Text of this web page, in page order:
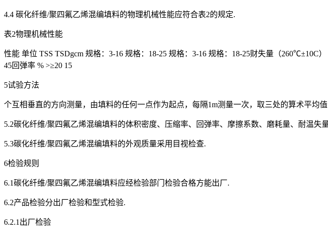
4.4 碳化纤维/聚四氟乙烯混编填料的物理机械性能应符合表2的规定.
表2物理机械性能
性能 单位 TSS TSDgcm 规格：3-16 规格：18-25 规格：3-16 规格：18-25财失量（260℃±10C
45回弹率 % >≥20 15
5试验方法
个互相垂直的方向测量，由填料的任何一点作为起点，每隔1m测量一次，取三处的算术平均
5.2碳化纤维/聚四氟乙烯混编填料的体积密度、压缩率、回弹率、摩擦系数、磨耗量、耐温失
5.3碳化纤维/聚四氟乙烯混编填料的外观质量采用目视检查.
6检验规则
6.1碳化纤维/聚四氟乙烯混编填料应经检验部门检验合格方能出厂.
6.2产品检验分出厂检验和型式检验.
6.2.1出厂检验